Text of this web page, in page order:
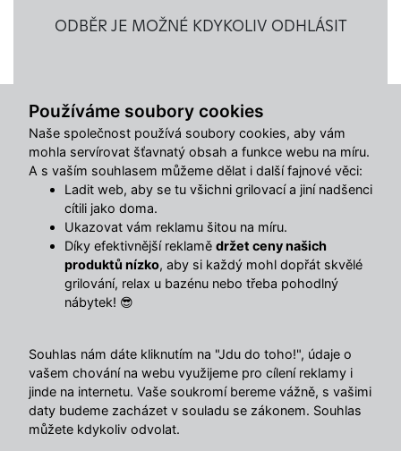
Používáme soubory cookies
Naše společnost používá soubory cookies, aby vám
mohla servírovat šťavnatý obsah a funkce webu na míru.
A s vaším souhlasem můžeme dělat i další fajnové věci:
Ladit web, aby se tu všichni grilovací a jiní nadšenci
cítili jako doma.
Ukazovat vám reklamu šitou na míru.
Díky efektivnější reklamě držet ceny našich
produktů nízko, aby si každý mohl dopřát skvělé
grilování, relax u bazénu nebo třeba pohodlný
nábytek! 😎
Souhlas nám dáte kliknutím na "Jdu do toho!", údaje o
vašem chování na webu využijeme pro cílení reklamy i
jinde na internetu. Vaše soukromí bereme vážně, s vašimi
daty budeme zacházet v souladu se zákonem. Souhlas
můžete kdykoliv odvolat.
ODBĚR JE MOŽNÉ KDYKOLIV ODHLÁSIT
Užitečné odkazy
Články
Časté otázky (FAQ)
Postup registrace
Doprava
Obchodní podmínky
Reklamační řád
Kontakty
Ochrana osobních údajů
Změnit nastavení využití cookies
Hlavní menu
O nás
Obchodní podmínky
Ke stažení